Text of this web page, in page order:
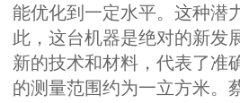
能优化到一定水平。这种潜
此，这台机器是绝对的新发
新的技术和材料，代表了准
的测量范围约为一立方米。